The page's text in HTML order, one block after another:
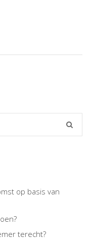
op basis van
terecht?